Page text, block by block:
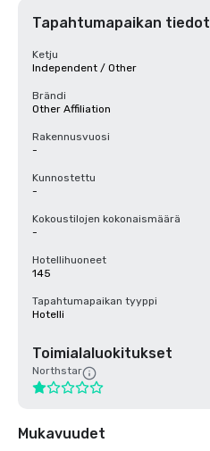
Tapahtumapaikan tiedot
Ketju
Independent / Other
Brändi
Other Affiliation
Rakennusvuosi
-
Kunnostettu
-
Kokoustilojen kokonaismäärä
-
Hotellihuoneet
145
Tapahtumapaikan tyyppi
Hotelli
Toimialaluokitukset
Northstar
Mukavuudet